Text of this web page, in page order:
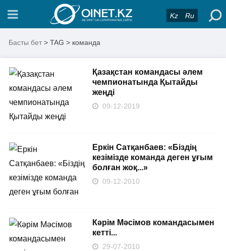
Kz Ru
Басты бет > TAG > команда
Қазақстан командасы әлем
чемпионатында Қытайды
жеңді
09-12-2019
Еркін Сатқанбаев: «Біздің
кезімізде команда деген ұғым
болған жоқ...»
09-12-2010
Кәрім Мәсімов командасымен
кетті...
29-07-2010